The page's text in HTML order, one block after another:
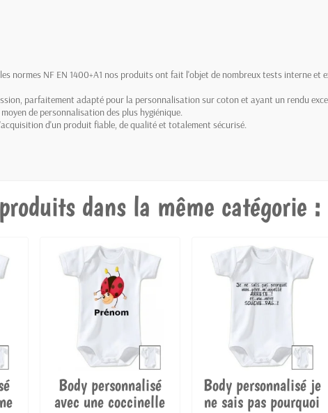
normes NF EN 1400+A1 nos produits ont fait l'objet de nombreux tests interne
parfaitement adapté pour la personnalisation sur coton et ayant un rendu
de personnalisation des plus hygiénique.
d'un produit fiable, de qualité et totalement sécurisé.
dans la même catégorie :
Body personnalisé
avec une coccinelle
Body personnalisé je
ne sais pas pourquoi